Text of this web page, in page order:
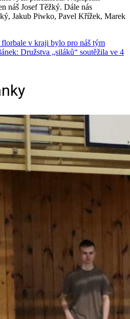
náš Josef Těžký. Dále nás
Jakub Piwko, Pavel Křížek, Marek
v kraji bylo pro náš tým
Družstva „siláků“ soutěžila ve 4